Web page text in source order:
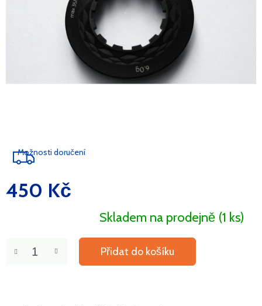
450 Kč
Měrná
cena:
Skladem na prodejně (1 ks)
Možnosti doručení
Přidat do košíku